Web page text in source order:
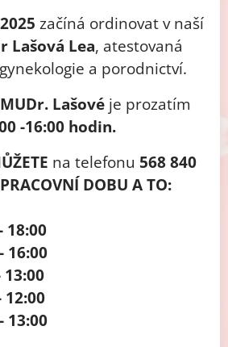
začíná ordinovat v naší
Lašová Lea, atestovaná
a porodnictví.
MUDr. Lašové je prozatím
-16:00 hodin.
na telefonu 568 840
DOBU A TO:
18:00
12:00